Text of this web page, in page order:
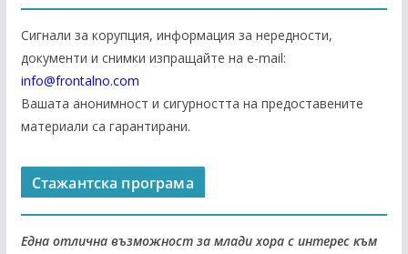
Сигнали за корупция, информация за нередности,
документи и снимки изпращайте на е-mail:
info@frontalno.com
Вашата анонимност и сигурността на предоставените
материали са гарантирани.
Стажантска програма
Една отлична възможност за млади хора с интерес към